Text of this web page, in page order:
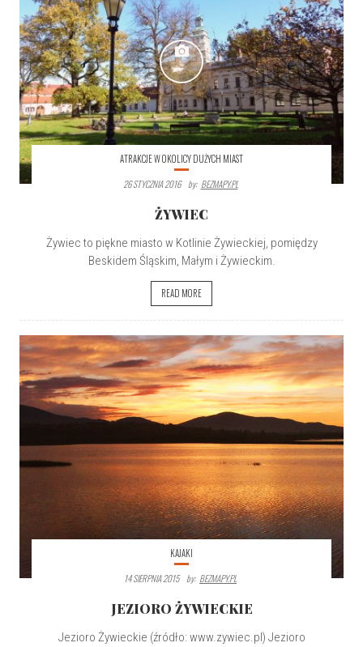
ATRAKCJE W OKOLICY DUŻYCH MIAST
26 STYCZNIA 2016 By: BEZMAPY.PL
ŻYWIEC
Żywiec to piękne miasto w Kotlinie Żywieckiej, pomiędzy
Beskidem Śląskim, Małym i Żywieckim.
READ MORE
KAJAKI
14 SIERPNIA 2015 By: BEZMAPY.PL
JEZIORO ŻYWIECKIE
Jezioro Żywieckie (źródło: www.zywiec.pl) Jezioro